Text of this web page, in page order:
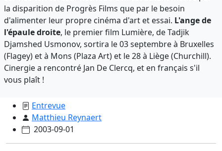
la disparition de Progrès Films que par le besoin
d'alimenter leur propre cinéma d'art et essai. L'ange de
l'épaule droite, le premier film Lumière, de Tadjik
Djamshed Usmonov, sortira le 03 septembre à Bruxelles
(Flagey) et à Mons (Plaza Art) et le 28 à Liège (Churchill).
Cinergie a rencontré Jan De Clercq, et en français s'il
vous plaît !
Entrevue
Matthieu Reynaert
2003-09-01